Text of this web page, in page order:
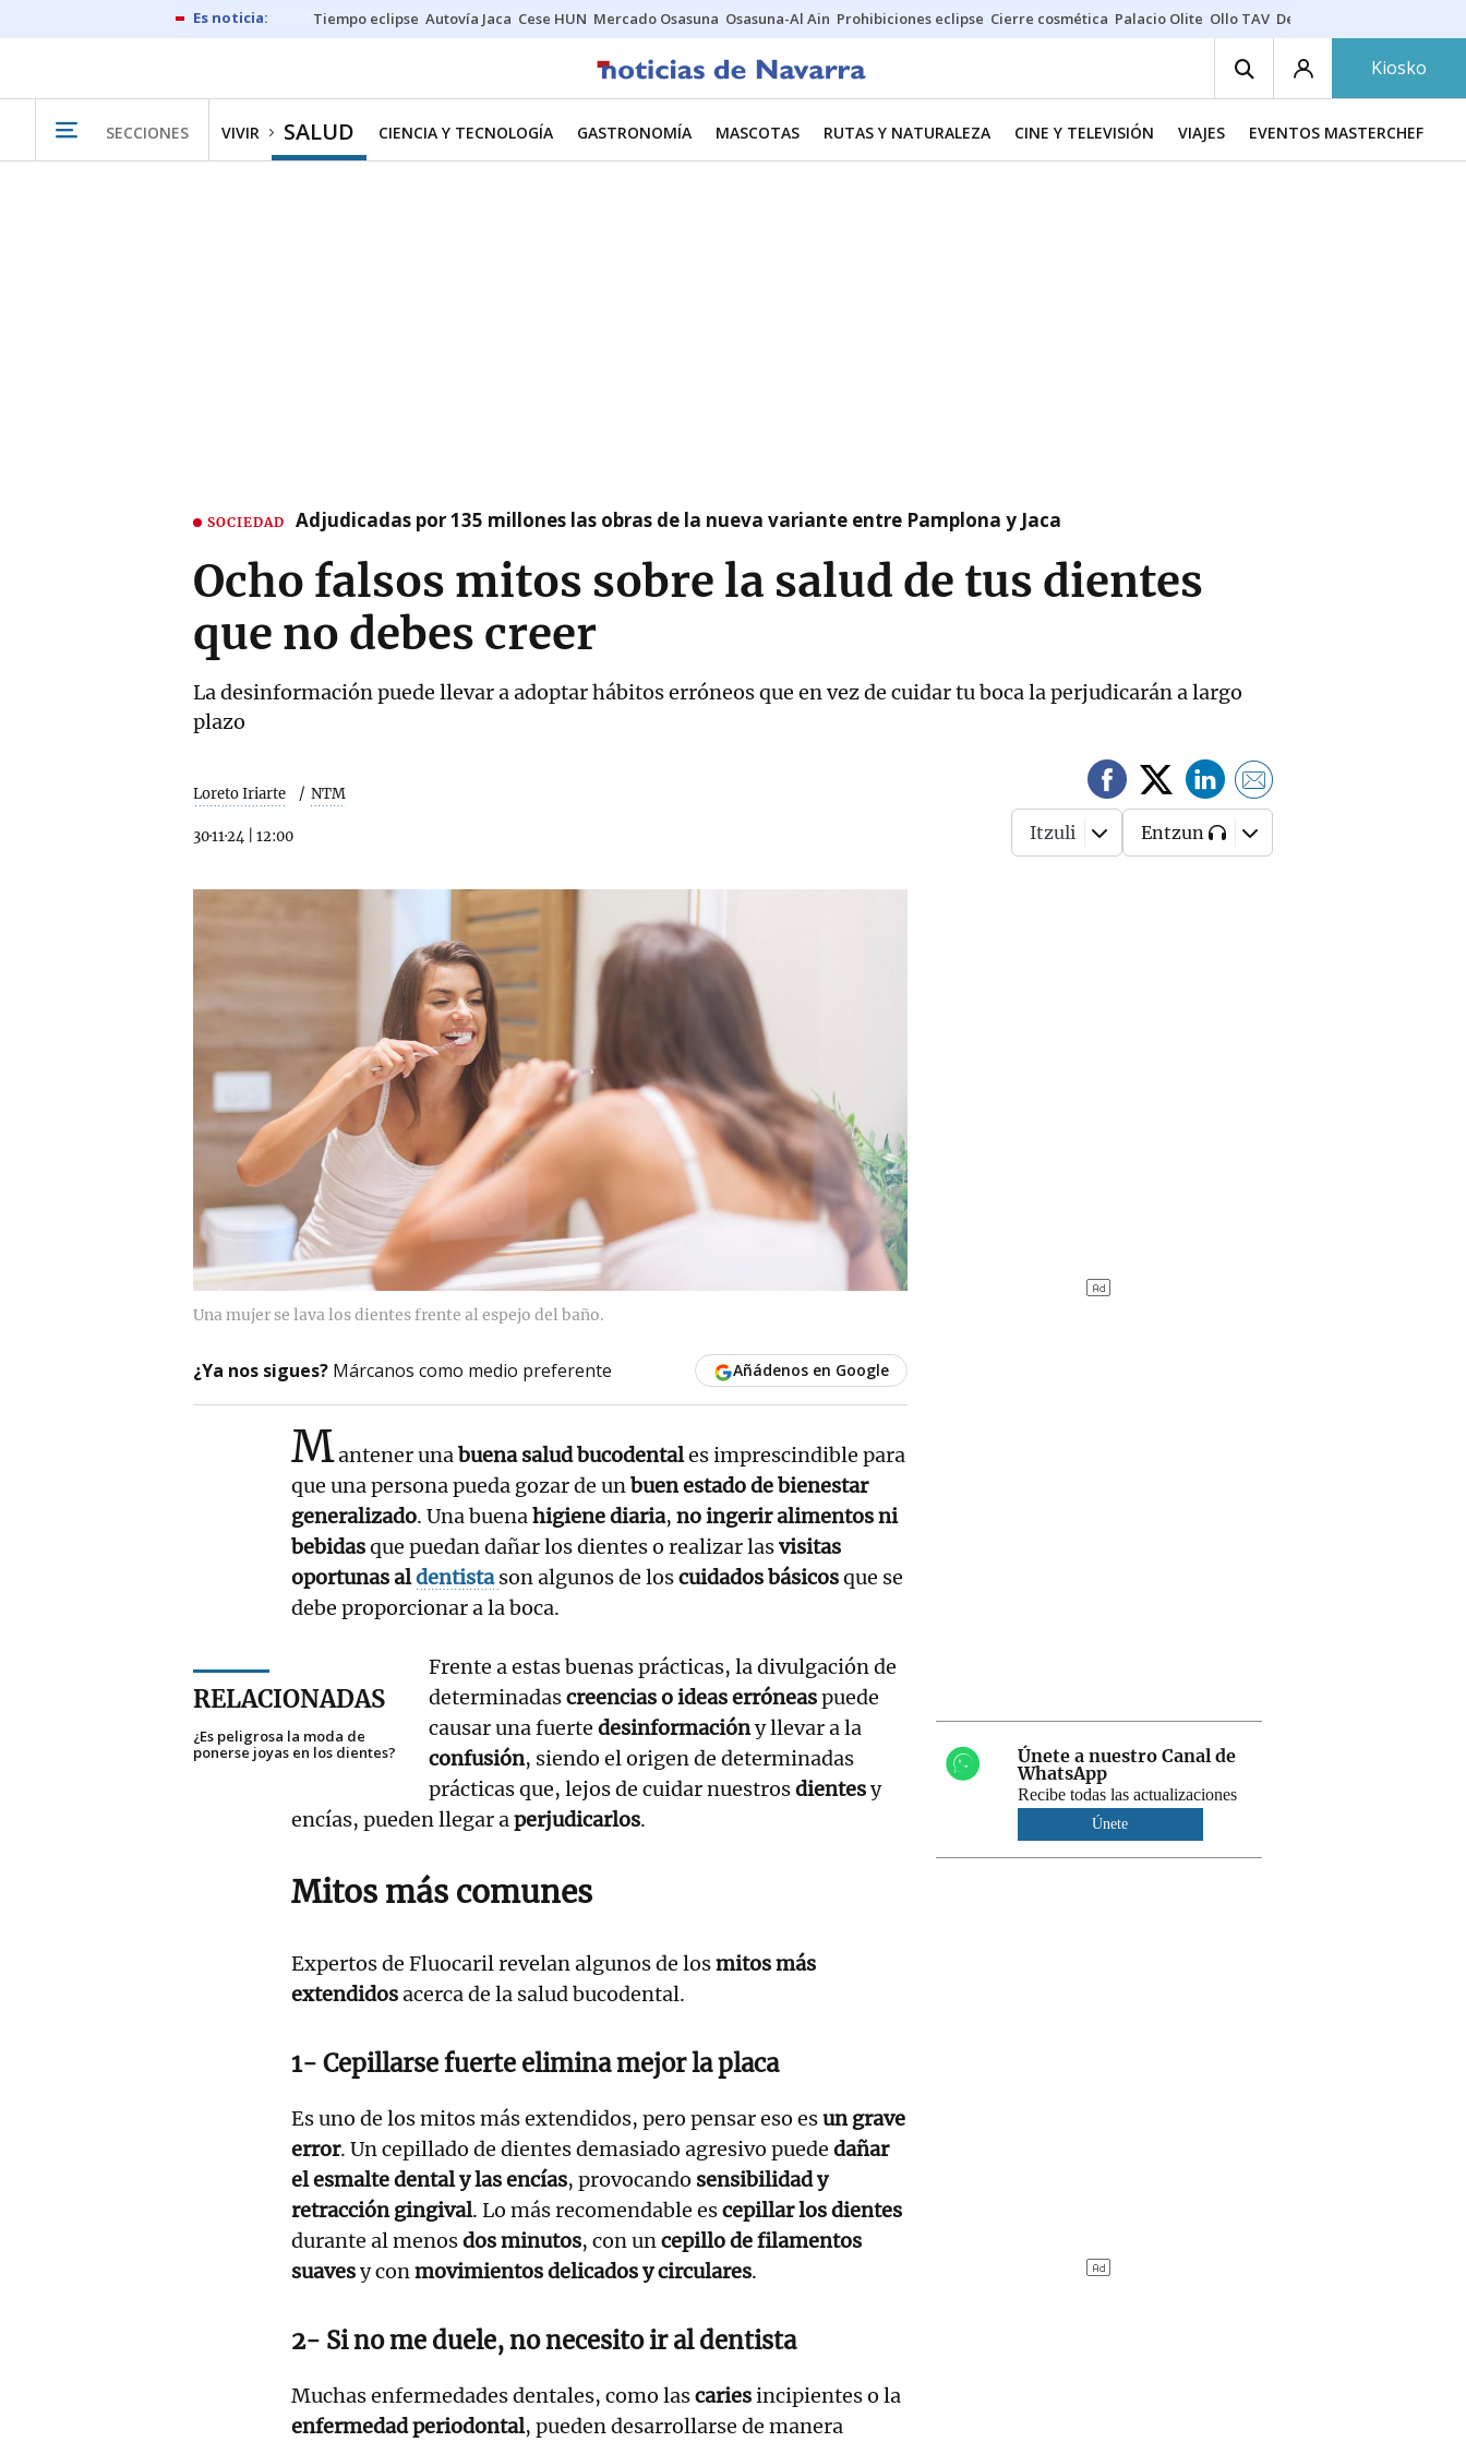
Tiempo eclipse Autovía Jaca Cese HUN Mercado Osasuna Osasuna-Al Ain Prohibiciones eclipse Cierre cosmética Palacio Olite Ollo TAV Derrama vecinos
Kiosko
SECCIONES VIVIR SALUD CIENCIA Y TECNOLOGÍA GASTRONOMÍA MASCOTAS RUTAS Y NATURALEZA CINE Y TELEVISIÓN VIAJES EVENTOS MASTERCHEF
SOCIEDAD Adjudicadas por 135 millones las obras de la nueva variante entre Pamplona y Jaca
Ocho falsos mitos sobre la salud de tus dientes
que no debes creer
La desinformación puede llevar a adoptar hábitos erróneos que en vez de cuidar tu boca la perjudicarán a largo
plazo
Loreto Iriarte NTM
30·11·24 12:00 Itzuli Entzun
Una mujer se lava los dientes frente al espejo del baño.
¿Ya nos sigues? Márcanos como medio preferente Añádenos en Google
Mantener unabuena salud bucodentales imprescindible para
que una persona pueda gozar de unbuen estado de bienestar
generalizado. Una buenahigiene diaria, no ingerir alimentos ni
bebidasque puedan dañar los dientes o realizar lasvisitas
oportunas aldentista son algunos de loscuidados básicosque se
debe proporcionar a la boca.
RELACIONADAS
¿Es peligrosa la moda de
ponerse joyas en los dientes?
Frente a estas buenas prácticas, la divulgación de
determinadascreencias o ideas erróneaspuede
causar una fuertedesinformacióny llevar a la
confusión, siendo el origen de determinadas
prácticas que, lejos de cuidar nuestrosdientesy
encías, pueden llegar aperjudicarlos.
Mitos más comunes
Expertos de Fluocaril revelan algunos de losmitos más
extendidosacerca de la salud bucodental.
1- Cepillarse fuerte elimina mejor la placa
Es uno de los mitos más extendidos, pero pensar eso esun grave
error. Un cepillado de dientes demasiado agresivo puede dañar
el esmalte dental y las encías, provocando sensibilidad y
retracción gingival. Lo más recomendable escepillar los dientes
durante al menosdos minutos, con uncepillo de filamentos
suavesy conmovimientos delicados y circulares.
2- Si no me duele, no necesito ir al dentista
Muchas enfermedades dentales, como lascariesincipientes o la
enfermedad periodontal, pueden desarrollarse de manera
Únete a nuestro Canal de
WhatsApp
Recibe todas las actualizaciones
Únete